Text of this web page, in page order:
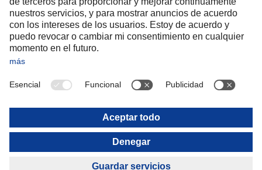
Spain
Sweden
Switzerland(DE FR)
Turkey
OCEANIA